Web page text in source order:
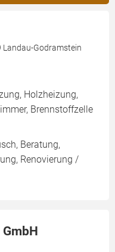
Godramstein
Holzheizung,
Brennstoffzelle
Beratung,
Renovierung /